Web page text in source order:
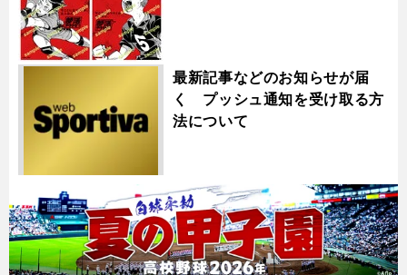
最新記事などのお知らせが届
く プッシュ通知を受け取る方
法について